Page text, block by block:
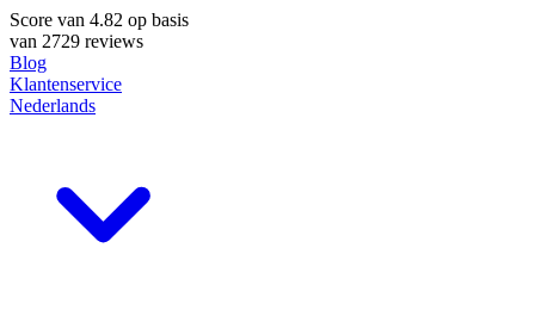
Score van 4.82 op basis
van 2729 reviews
Blog
Klantenservice
Nederlands